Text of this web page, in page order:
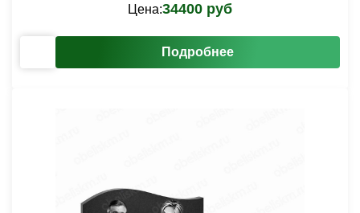
Цена:34400 руб
Подробнее